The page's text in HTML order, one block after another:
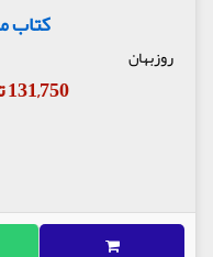
کتاب
روزبهان
131,750 تومان